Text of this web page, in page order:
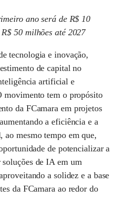
ano será de R$ 10
50 milhões até 2027
tecnologia e inovação,
de capital no
artificial e
movimento tem o propósito
da FCamara em projetos
a eficiência e a
ao mesmo tempo em que,
de potencializar a
de IA em um
a solidez e a base
da FCamara ao redor do